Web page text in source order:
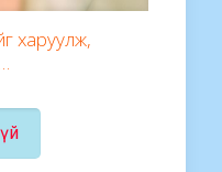
харуулж,